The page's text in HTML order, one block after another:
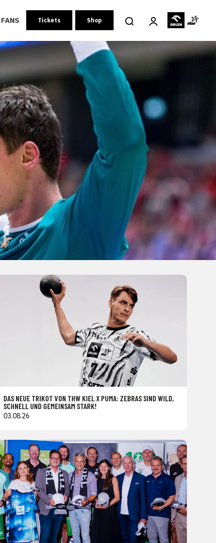
FANS Tickets Shop
DAS NEUE TRIKOT VON THW KIEL X PUMA: ZEBRAS SIND WILD,
SCHNELL UND GEMEINSAM STARK!
03.08.26